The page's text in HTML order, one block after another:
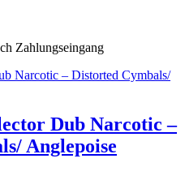
Zahlungseingang
Dub Narcotic –
Anglepoise